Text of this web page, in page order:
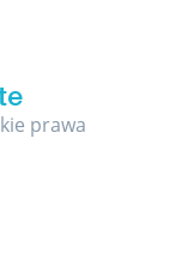
prawa